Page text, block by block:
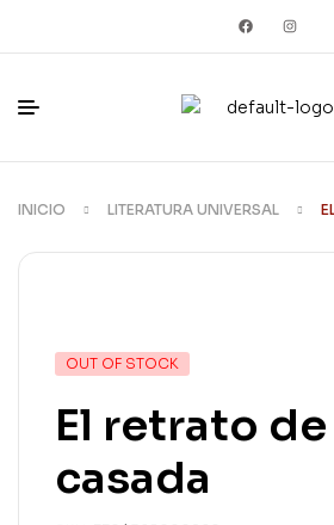
INICIO LITERATURA UNIVERSAL
OUT OF STOCK
El retrato de
casada